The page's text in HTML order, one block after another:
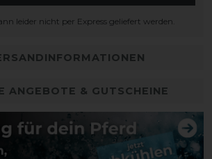
leider nicht per Express geliefert werden.
ANGEBOTE & GUTSCHEINE